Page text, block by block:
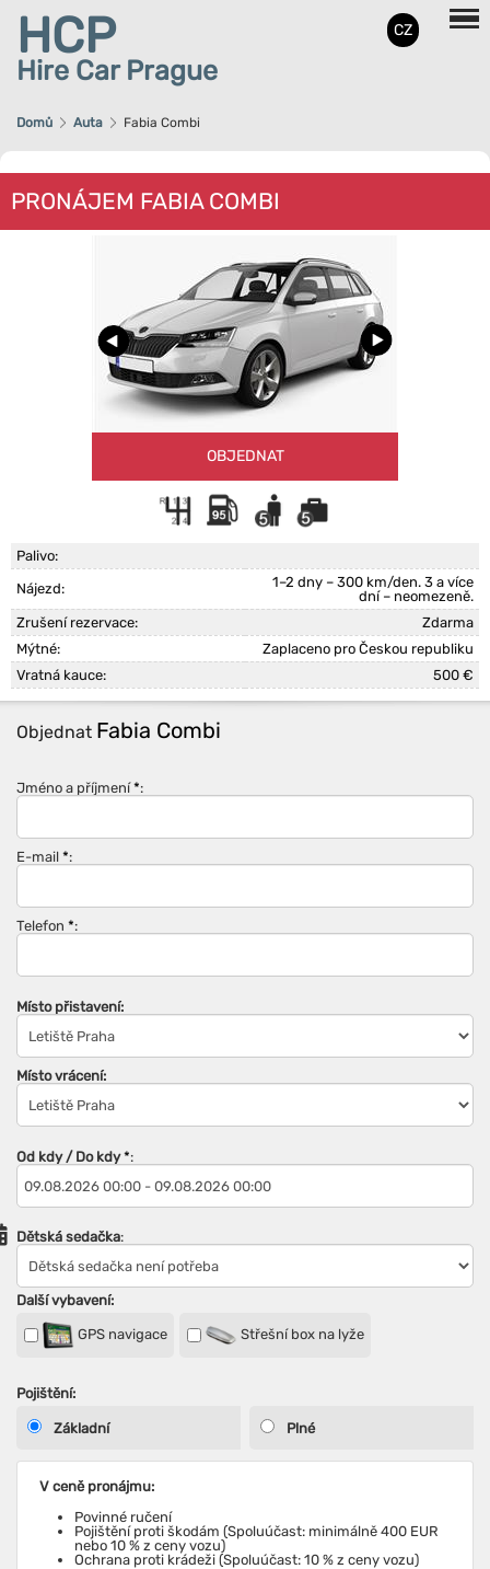
HCP
Hire Car Prague
CZ
Domů Auta Fabia Combi
PRONÁJEM FABIA COMBI
OBJEDNAT
Palivo:
Nájezd:
1–2 dny – 300 km/den. 3 a více
dní – neomezeně.
Zrušení rezervace:
Zdarma
Mýtné:
Zaplaceno pro Českou republiku
Vratná kauce:
500 €
Objednat Fabia Combi
Jméno a příjmení*:
E-mail *:
Telefon *:
Místo přistavení:
Místo vrácení:
Od kdy / Do kdy *:
Dětská sedačka:
Další vybavení:
GPS navigace Střešní box na lyže
Pojištění:
Základní Plné
V ceně pronájmu:
Povinné ručení
Pojištění proti škodám (Spoluúčast: minimálně 400 EUR
nebo 10 % z ceny vozu)
Ochrana proti krádeži (Spoluúčast: 10 % z ceny vozu)